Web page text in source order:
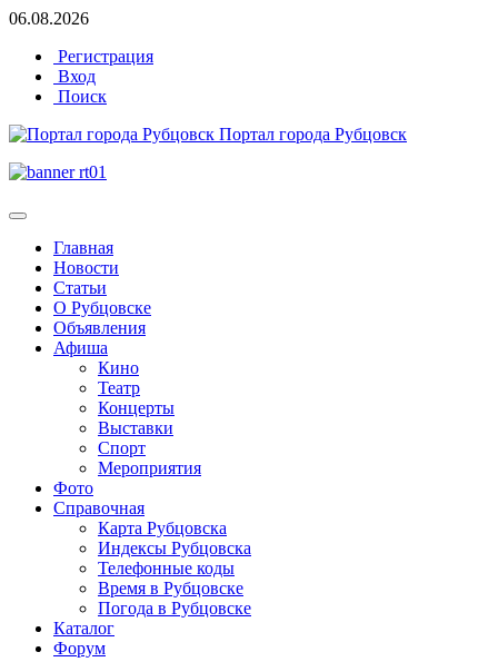
06.08.2026
Регистрация
Вход
Поиск
Портал города Рубцовск
Главная
Новости
Статьи
О Рубцовске
Объявления
Афиша
Кино
Театр
Концерты
Выставки
Спорт
Мероприятия
Фото
Справочная
Карта Рубцовска
Индексы Рубцовска
Телефонные коды
Время в Рубцовске
Погода в Рубцовске
Каталог
Форум